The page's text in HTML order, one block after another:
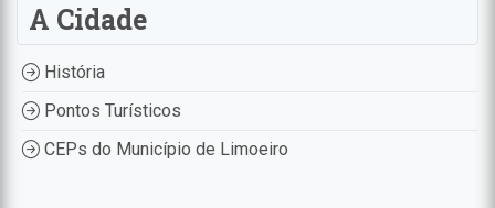
A Cidade
História
Pontos Turísticos
CEPs do Município de Limoeiro